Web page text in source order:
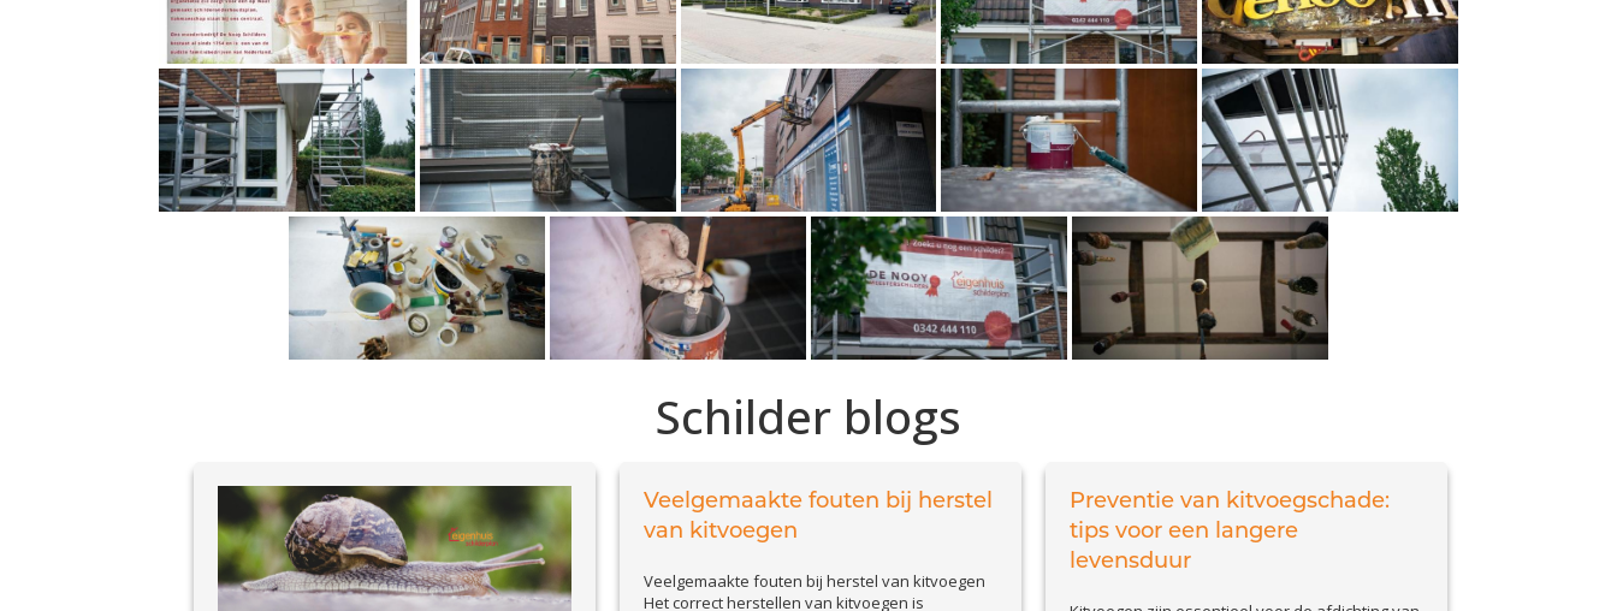
Schilder blogs
Veelgemaakte fouten bij herstel
van kitvoegen
Veelgemaakte fouten bij herstel van kitvoegen
Het correct herstellen van kitvoegen is
Preventie van kitvoegschade:
tips voor een langere
levensduur